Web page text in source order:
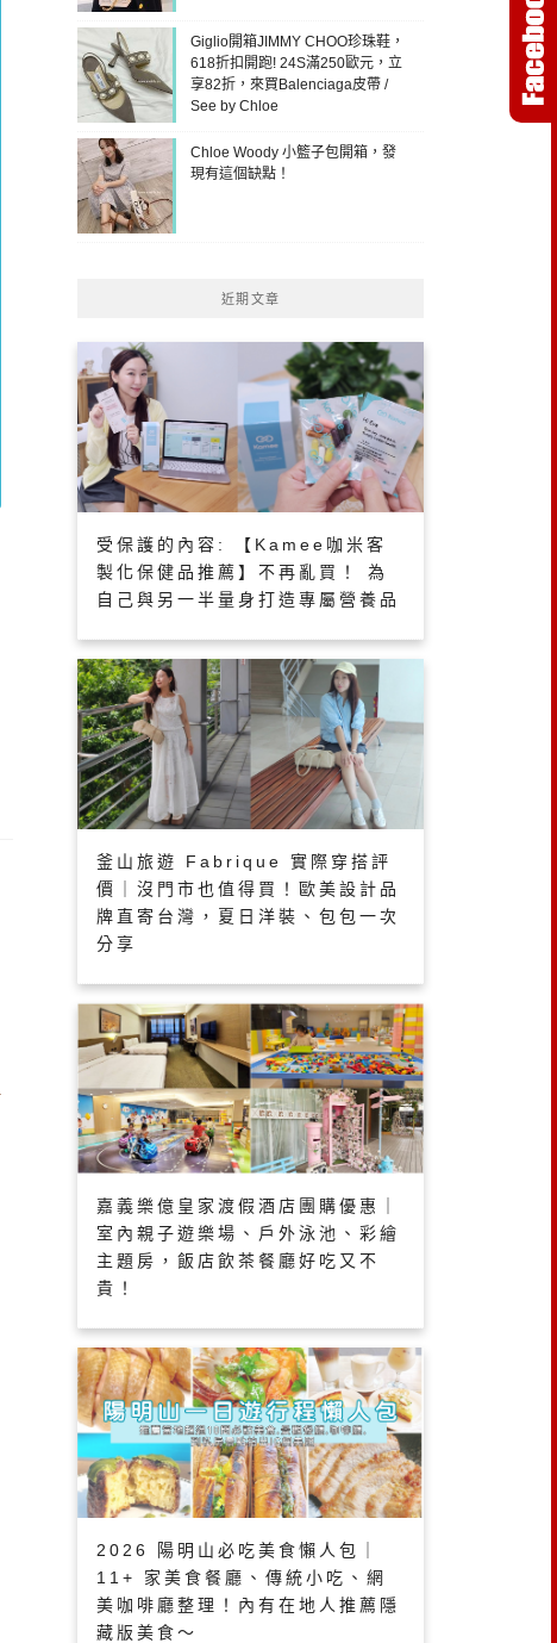
Giglio開箱JIMMY CHOO珍珠鞋，
618折扣開跑! 24S滿250歐元，立
享82折，來買Balenciaga皮帶 /
See by Chloe
Chloe Woody 小籃子包開箱，發
現有這個缺點！
近期文章
受保護的內容: 【Kamee咖米客
製化保健品推薦】不再亂買！ 為
自己與另一半量身打造專屬營養品
釜山旅遊 Fabrique 實際穿搭評
價｜沒門市也值得買！歐美設計品
牌直寄台灣，夏日洋裝、包包一次
分享
嘉義樂億皇家渡假酒店團購優惠｜
室內親子遊樂場、戶外泳池、彩繪
主題房，飯店飲茶餐廳好吃又不
貴！
2026 陽明山必吃美食懶人包｜
11+ 家美食餐廳、傳統小吃、網
美咖啡廳整理！內有在地人推薦隱
藏版美食～